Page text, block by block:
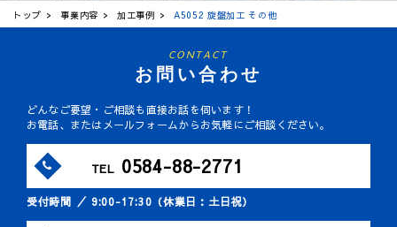
トップ 事業内容 加工事例 A5052 旋盤加工 その他
CONTACT
お問い合わせ
どんなご要望・ご相談も直接お話を伺います！
お電話、またはメールフォームからお気軽にご相談ください。
TEL 0584-88-2771
受付時間 ／ 9:00-17:30（休業日：土日祝）